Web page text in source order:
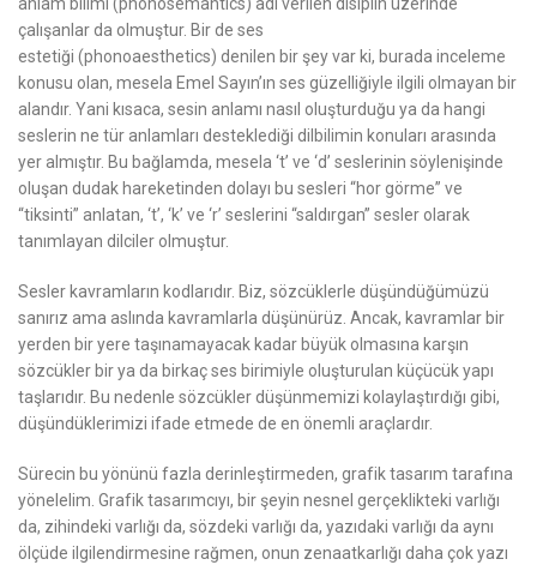
anlam bilimi (phonosemantics) adı verilen disiplin üzerinde
çalışanlar da olmuştur. Bir de ses
estetiği (phonoaesthetics) denilen bir şey var ki, burada inceleme
konusu olan, mesela Emel Sayın’ın ses güzelliğiyle ilgili olmayan bir
alandır. Yani kısaca, sesin anlamı nasıl oluşturduğu ya da hangi
seslerin ne tür anlamları desteklediği dilbilimin konuları arasında
yer almıştır. Bu bağlamda, mesela ‘t’ ve ‘d’ seslerinin söylenişinde
oluşan dudak hareketinden dolayı bu sesleri “hor görme” ve
“tiksinti” anlatan, ‘t’, ‘k’ ve ‘r’ seslerini “saldırgan” sesler olarak
tanımlayan dilciler olmuştur.
Sesler kavramların kodlarıdır. Biz, sözcüklerle düşündüğümüzü
sanırız ama aslında kavramlarla düşünürüz. Ancak, kavramlar bir
yerden bir yere taşınamayacak kadar büyük olmasına karşın
sözcükler bir ya da birkaç ses birimiyle oluşturulan küçücük yapı
taşlarıdır. Bu nedenle sözcükler düşünmemizi kolaylaştırdığı gibi,
düşündüklerimizi ifade etmede de en önemli araçlardır.
Sürecin bu yönünü fazla derinleştirmeden, grafik tasarım tarafına
yönelelim. Grafik tasarımcıyı, bir şeyin nesnel gerçeklikteki varlığı
da, zihindeki varlığı da, sözdeki varlığı da, yazıdaki varlığı da aynı
ölçüde ilgilendirmesine rağmen, onun zenaatkarlığı daha çok yazı